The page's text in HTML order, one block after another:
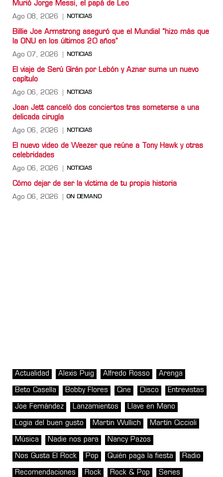
Murió Jorge Messi, el papá de Leo
Ago 08, 2026 NOTICIAS
Billie Joe Armstrong aseguró que el Mundial “hizo más que
la ONU en los últimos 20 años”
Ago 07, 2026 NOTICIAS
El viaje de Serú Girán por Lebón y Aznar suma un nuevo
capítulo
Ago 06, 2026 NOTICIAS
Joan Jett canceló dos conciertos tras someterse a una
delicada cirugía
Ago 06, 2026 NOTICIAS
El nuevo video de Weezer que reúne a Tony Hawk y otras
celebridades
Ago 06, 2026 NOTICIAS
Cómo dejar de ser la víctima de tu propia historia
Ago 06, 2026 ON DEMAND
Actualidad Alexis Puig Alfredo Rosso Arenga
Beto Casella Bobby Flores Cine Disco Entrevistas
Joe Fernández Lanzamientos Llave en Mano
Logia del buen gusto Martin Wullich Martín Ciccioli
Música Nadie nos para Nancy Pazos
Nos Gusta El Rock Pop Quién paga la fiesta Radio
Recomendaciones Rock Rock & Pop Series